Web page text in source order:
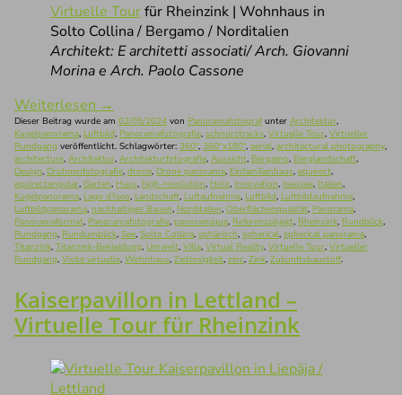
Virtuelle Tourfür Rheinzink | Wohnhaus in
Solto Collina / Bergamo / Norditalien
Architekt: E architetti associati/ Arch. Giovanni
Morina e Arch. Paolo Cassone
Weiterlesen →
Dieser Beitrag wurde am 02/05/2024 von Panoramafotografunter Architektur,
Kugelpanorama, Luftbild, Panoramafotografie, schnurstracks, Virtuelle Tour, Virtueller
Rundgang veröffentlicht. Schlagwörter: 360°, 360°x180°, aerial, architectural photography,
architecture, Architektur, Architekturfotografie, Aussicht, Bergamo, Berglandschaft,
Design, Drohnenfotografie, drone, Drone panorama, Einfamilienhaus, equirect,
equirectangular, Garten, Haus, high-resolution, Holz, Innovation, Iseosee, Italien,
Kugelpanorama, Lago d'Iseo, Landschaft, Luftaufnahme, Luftbild, Luftbildaufnahme,
Luftbildpanorama, nachhaltiges Bauen, Norditalien, Oberflächenqualität, Panorama,
Panoramaformat, Panoramafotografie, panoramique, Referenzobjekt, Rheinzink, Rundblick,
Rundgang, Rundumblick, See, Solto Collina, sphärisch, spherical, spherical panorama,
Titanzink, Titanzink-Bekleidung, Umwelt, Villa, Virtual Reality, Virtuelle Tour, Virtueller
Rundgang, Visite virtuelle, Wohnhaus, Zeitlosigkeit, zinc, Zink, Zukunftsbaustoff.
Kaiserpavillon in Lettland –
Virtuelle Tour für Rheinzink